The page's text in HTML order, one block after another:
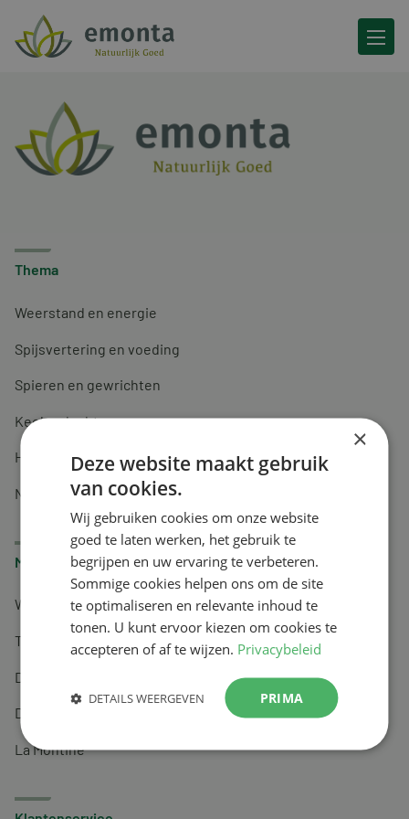
Ga naar de inhoud
Thema
Weerstand en energie
Spijsvertering en voeding
Spieren en gewrichten
Keel en luchtwegen
Huidverzorging
Nachtrust
Merken
Wapiti
Tai-Ginseng
Dermagíq
Draisma
La Montine
×
Deze website maakt gebruik
van cookies.
Wij gebruiken cookies om onze website
goed te laten werken, het gebruik te
begrijpen en uw ervaring te verbeteren.
Sommige cookies helpen ons om de site
te optimaliseren en relevante inhoud te
tonen. U kunt ervoor kiezen om cookies te
accepteren of af te wijzen. Privacybeleid
PRIMA
DETAILS WEERGEVEN